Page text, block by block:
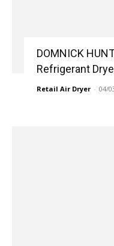
DOMNICK
Refrigerant
Retail Air Dryer - 04/